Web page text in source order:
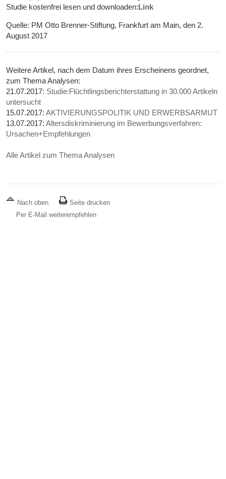
Studie kostenfrei lesen und downloaden:Link
Quelle: PM Otto Brenner-Stiftung, Frankfurt am Main, den 2.
August 2017
Weitere Artikel, nach dem Datum ihres Erscheinens geordnet,
zum Thema Analysen:
21.07.2017: Studie:Flüchtlingsberichterstattung in 30.000 Artikeln
untersucht
15.07.2017:AKTIVIERUNGSPOLITIK UND ERWERBSARMUT
13.07.2017:Altersdiskriminierung im Bewerbungsverfahren:
Ursachen+Empfehlungen
Alle Artikel zum Thema Analysen
Nach oben
Seite drucken
Per E-Mail weiterempfehlen